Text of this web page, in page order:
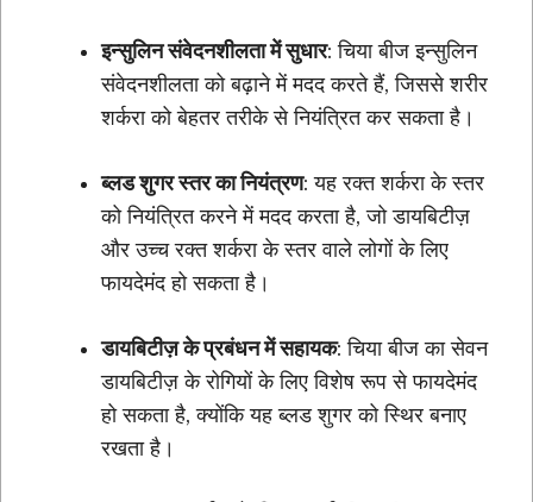
इन्सुलिन संवेदनशीलता में सुधार: चिया बीज इन्सुलिन
संवेदनशीलता को बढ़ाने में मदद करते हैं, जिससे शरीर
शर्करा को बेहतर तरीके से नियंत्रित कर सकता है।
ब्लड शुगर स्तर का नियंत्रण: यह रक्त शर्करा के स्तर
को नियंत्रित करने में मदद करता है, जो डायबिटीज़
और उच्च रक्त शर्करा के स्तर वाले लोगों के लिए
फायदेमंद हो सकता है।
डायबिटीज़ के प्रबंधन में सहायक: चिया बीज का सेवन
डायबिटीज़ के रोगियों के लिए विशेष रूप से फायदेमंद
हो सकता है, क्योंकि यह ब्लड शुगर को स्थिर बनाए
रखता है।